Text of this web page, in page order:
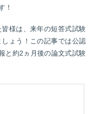
情報
情報
！
様は、来年の短答式試験
ょう！この記事では公認
と約2ヵ月後の論文式試験